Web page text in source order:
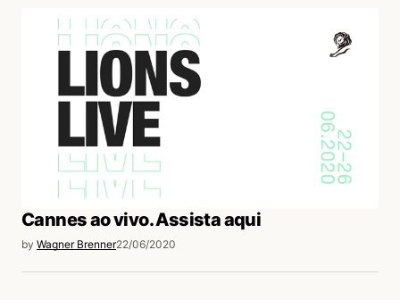
https://youtu.be/d5qbCmhUrTQ
Acesse para responder
Wagner Brenner
23/06/2020 às 4:50 PM
Hahahaha, excelente Éverton. Boa
iniciativa, mostra como o tempo passa, mas
as coisas continuam complicadas como
sempre :)
Cannes ao vivo. Assista aqui
by Wagner Brenner22/06/2020